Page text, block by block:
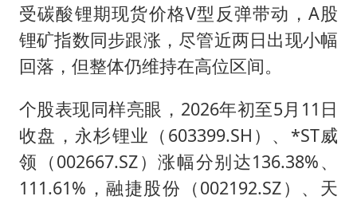
受碳酸锂期现货价格V型反弹带动，A股
锂矿指数同步跟涨，尽管近两日出现小幅
回落，但整体仍维持在高位区间。
个股表现同样亮眼，2026年初至5月11日
收盘，永杉锂业（603399.SH）、*ST威
领（002667.SZ）涨幅分别达136.38%、
111.61%，融捷股份（002192.SZ）、天